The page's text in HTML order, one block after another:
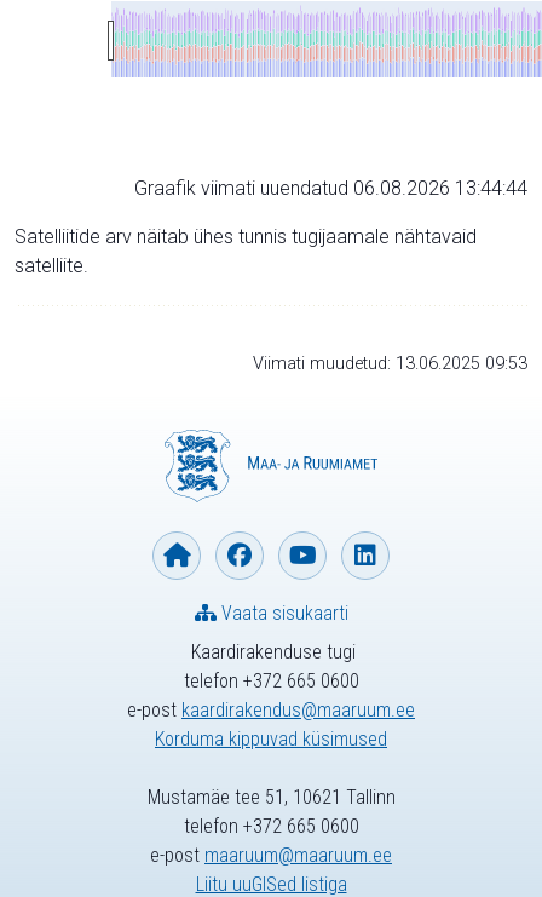
Graafik viimati uuendatud 06.08.2026 13:44:44
Satelliitide arv näitab ühes tunnis tugijaamale nähtavaid
satelliite.
Viimati muudetud: 13.06.2025 09:53
Kaardirakenduse tugi
telefon +372 665 0600
e-post kaardirakendus@maaruum.ee
Korduma kippuvad küsimused
Vaata sisukaarti
Mustamäe tee 51, 10621 Tallinn
telefon +372 665 0600
e-post maaruum@maaruum.ee
Liitu uuGISed listiga